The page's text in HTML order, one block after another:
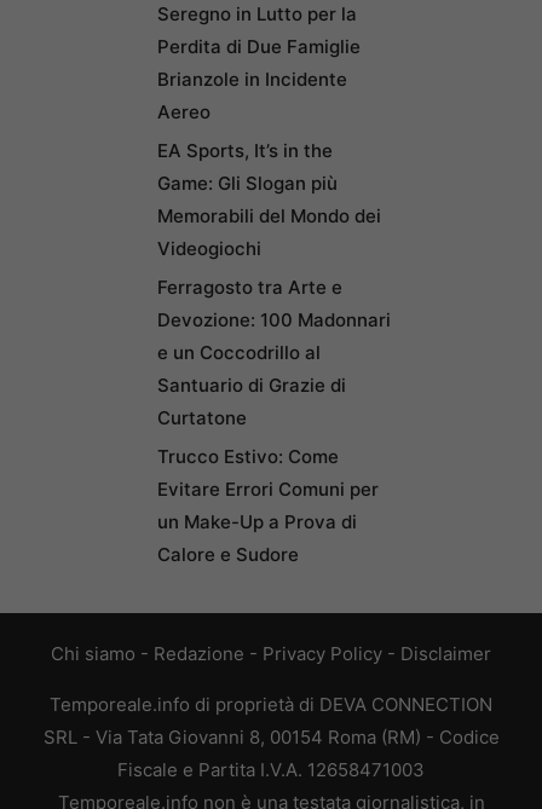
Seregno in Lutto per la
Perdita di Due Famiglie
Brianzole in Incidente
Aereo
EA Sports, It’s in the
Game: Gli Slogan più
Memorabili del Mondo dei
Videogiochi
Ferragosto tra Arte e
Devozione: 100 Madonnari
e un Coccodrillo al
Santuario di Grazie di
Curtatone
Trucco Estivo: Come
Evitare Errori Comuni per
un Make-Up a Prova di
Calore e Sudore
Chi siamo - Redazione - Privacy Policy - Disclaimer
Temporeale.info di proprietà di DEVA CONNECTION
SRL - Via Tata Giovanni 8, 00154 Roma (RM) - Codice
Fiscale e Partita I.V.A. 12658471003
Temporeale.info non è una testata giornalistica, in